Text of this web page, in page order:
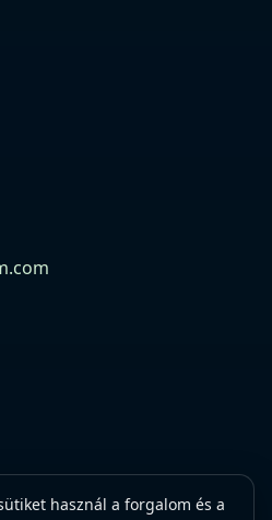
használ a forgalom és a